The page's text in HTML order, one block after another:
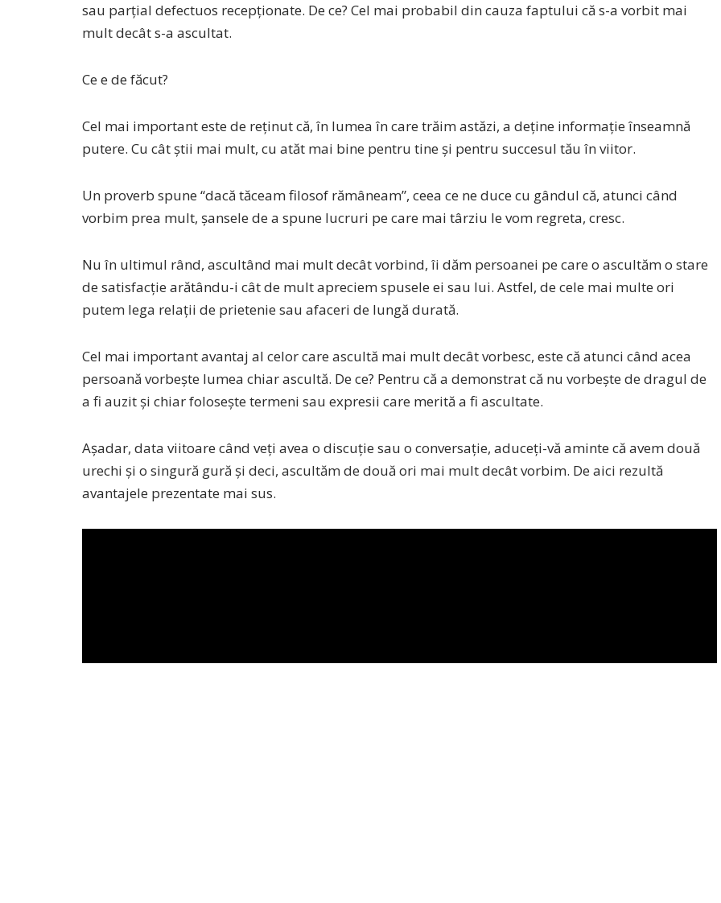
sau parțial defectuos recepționate. De ce? Cel mai probabil din cauza faptului că s-a vorbit mai
mult decât s-a ascultat.
Ce e de făcut?
Cel mai important este de reținut că, în lumea în care trăim astăzi, a deține informație înseamnă
putere. Cu cât știi mai mult, cu atăt mai bine pentru tine și pentru succesul tău în viitor.
Un proverb spune “dacă tăceam filosof rămâneam”, ceea ce ne duce cu gândul că, atunci când
vorbim prea mult, șansele de a spune lucruri pe care mai târziu le vom regreta, cresc.
Nu în ultimul rând, ascultând mai mult decât vorbind, îi dăm persoanei pe care o ascultăm o stare
de satisfacție arătându-i cât de mult apreciem spusele ei sau lui. Astfel, de cele mai multe ori
putem lega relații de prietenie sau afaceri de lungă durată.
Cel mai important avantaj al celor care ascultă mai mult decât vorbesc, este că atunci când acea
persoană vorbește lumea chiar ascultă. De ce? Pentru că a demonstrat că nu vorbește de dragul de
a fi auzit și chiar folosește termeni sau expresii care merită a fi ascultate.
Așadar, data viitoare când veți avea o discuție sau o conversație, aduceți-vă aminte că avem două
urechi și o singură gură și deci, ascultăm de două ori mai mult decât vorbim. De aici rezultă
avantajele prezentate mai sus.